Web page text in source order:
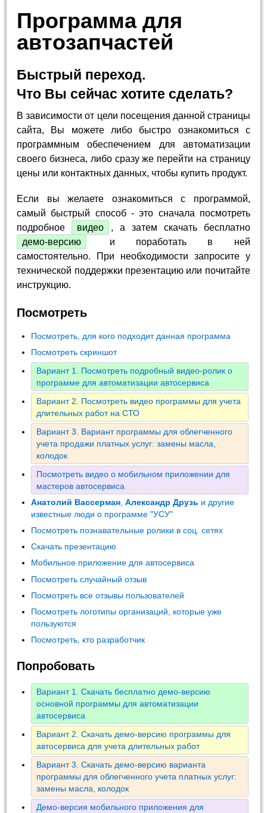
Программа для
автозапчастей
Быстрый переход.
Что Вы сейчас хотите сделать?
В зависимости от цели посещения данной страницы
сайта, Вы можете либо быстро ознакомиться с
программным обеспечением для автоматизации
своего бизнеса, либо сразу же перейти на страницу
цены или контактных данных, чтобы купить продукт.
Если вы желаете ознакомиться с программой,
самый быстрый способ - это сначала посмотреть
подробное
видео
, а затем скачать бесплатно
демо-версию
и поработать в ней
самостоятельно. При необходимости запросите у
технической поддержки презентацию или почитайте
инструкцию.
Посмотреть
Посмотреть, для кого подходит данная программа
Посмотреть скриншот
Вариант 1. Посмотреть подробный видео-ролик о
программе для автоматизации автосервиса
Вариант 2. Посмотреть видео программы для учета
длительных работ на СТО
Вариант 3. Вариант программы для облегченного
учета продажи платных услуг: замены масла,
колодок
Посмотреть видео о мобильном приложении для
мастеров автосервиса
Анатолий Вассерман ,Александр Друзь и другие
известные люди о программе "УСУ"
Посмотреть познавательные ролики в соц. сетях
Скачать презентацию
Мобильное приложение для автосервиса
Посмотреть случайный отзыв
Посмотреть все отзывы пользователей
Посмотреть логотипы организаций, которые уже
пользуются
Посмотреть, кто разработчик
Попробовать
Вариант 1. Скачать бесплатно демо-версию
основной программы для автоматизации
автосервиса
Вариант 2. Скачать демо-версию программы для
автосервиса для учета длительных работ
Вариант 3. Скачать демо-версию варианта
программы для облегченного учета платных услуг:
замены масла, колодок
Демо-версия мобильного приложения для